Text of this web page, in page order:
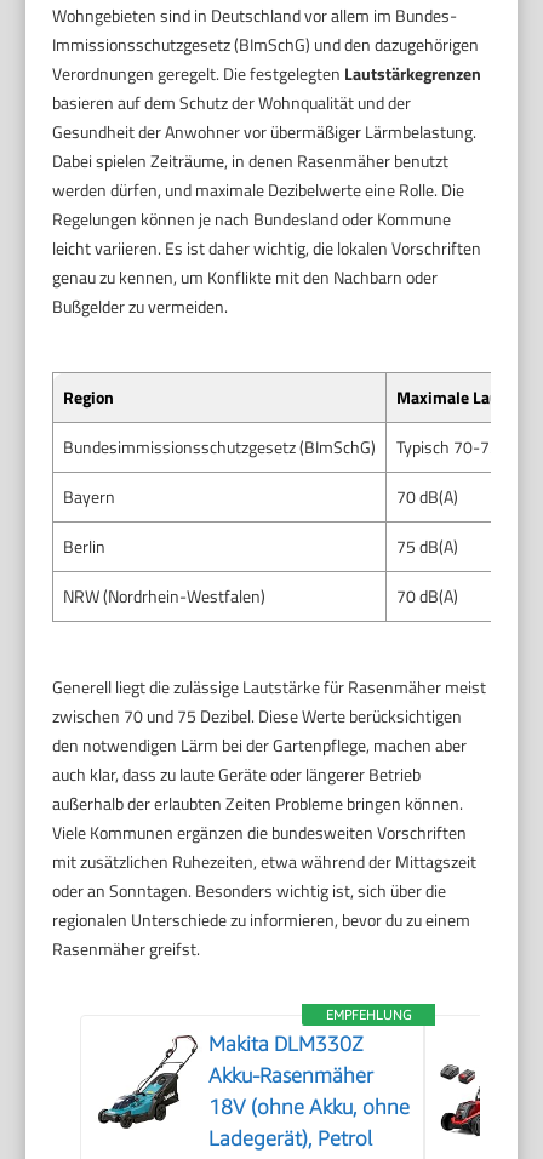
Wohngebieten sind in Deutschland vor allem im Bundes-
Immissionsschutzgesetz (BImSchG) und den dazugehörigen
Verordnungen geregelt. Die festgelegten Lautstärkegrenzen
basieren auf dem Schutz der Wohnqualität und der
Gesundheit der Anwohner vor übermäßiger Lärmbelastung.
Dabei spielen Zeiträume, in denen Rasenmäher benutzt
werden dürfen, und maximale Dezibelwerte eine Rolle. Die
Regelungen können je nach Bundesland oder Kommune
leicht variieren. Es ist daher wichtig, die lokalen Vorschriften
genau zu kennen, um Konflikte mit den Nachbarn oder
Bußgelder zu vermeiden.
Region
Maximale
Bundesimmissionsschutzgesetz (BImSchG)
Typisch 70-75
Bayern
70 dB(A)
Berlin
75 dB(A)
NRW (Nordrhein-Westfalen)
70 dB(A)
Generell liegt die zulässige Lautstärke für Rasenmäher meist
zwischen 70 und 75 Dezibel. Diese Werte berücksichtigen
den notwendigen Lärm bei der Gartenpflege, machen aber
auch klar, dass zu laute Geräte oder längerer Betrieb
außerhalb der erlaubten Zeiten Probleme bringen können.
Viele Kommunen ergänzen die bundesweiten Vorschriften
mit zusätzlichen Ruhezeiten, etwa während der Mittagszeit
oder an Sonntagen. Besonders wichtig ist, sich über die
regionalen Unterschiede zu informieren, bevor du zu einem
Rasenmäher greifst.
EMPFEHLUNG
Makita DLM330Z
Akku-Rasenmäher
18V (ohne Akku, ohne
Ladegerät), Petrol